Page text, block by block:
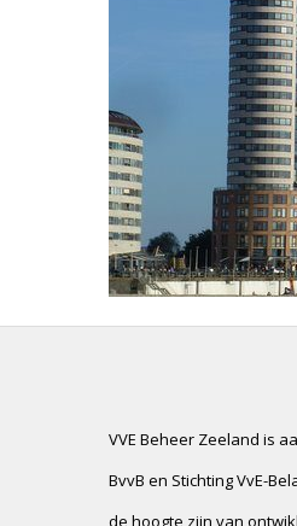
VVE Beheer Zeeland is
BvvB en Stichting VvE-
de hoogte zijn van